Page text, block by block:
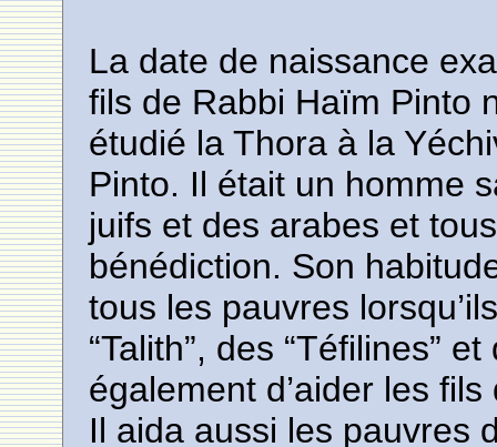
La date de naissance
fils de Rabbi Haïm Pinto
étudié la Thora à la
Pinto. Il était un homme
juifs et des arabes et
bénédiction. Son
tous les pauvres
“Talith”, des “Téfilines”
également d’aider les
Il aida aussi les pauvres